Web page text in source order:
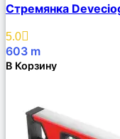
Описание
Избранное
Стремянка
5.0
603 m
В Корзину